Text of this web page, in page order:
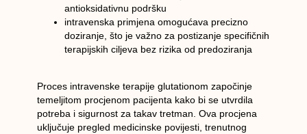
antioksidativnu podršku
intravenska primjena omogućava precizno
doziranje, što je važno za postizanje specifičnih
terapijskih ciljeva bez rizika od predoziranja
Proces intravenske terapije glutationom započinje
temeljitom procjenom pacijenta kako bi se utvrdila
potreba i sigurnost za takav tretman. Ova procjena
uključuje pregled medicinske povijesti, trenutnog